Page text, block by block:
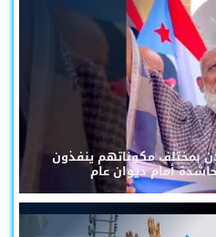
بمختلف مكوناتهم ينفذون
أمام ديوان عام